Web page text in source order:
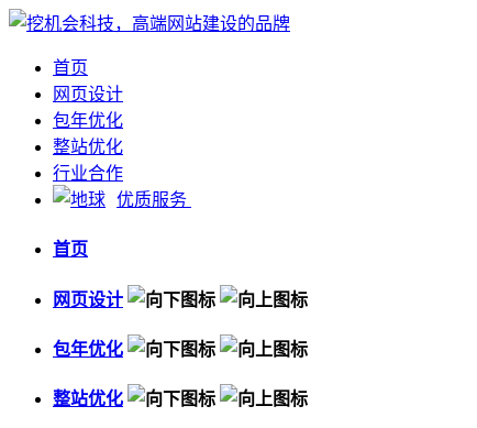
首页
网页设计
包年优化
整站优化
行业合作
优质服务
首页
网页设计
包年优化
整站优化